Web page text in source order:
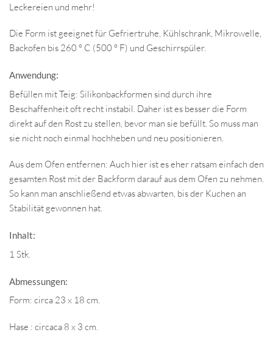
Leckereien und mehr!
Die Form ist geeignet für Gefriertruhe, Kühlschrank, Mikrowelle,
Backofen bis 260 ° C (500 ° F) und Geschirrspüler.
Anwendung:
Befüllen mit Teig: Silikonbackformen sind durch ihre
Beschaffenheit oft recht instabil. Daher ist es besser die Form
direkt auf den Rost zu stellen, bevor man sie befüllt. So muss man
sie nicht noch einmal hochheben und neu positionieren.
Aus dem Ofen entfernen: Auch hier ist es eher ratsam einfach den
gesamten Rost mit der Backform darauf aus dem Ofen zu nehmen.
So kann man anschließend etwas abwarten, bis der Kuchen an
Stabilität gewonnen hat.
Inhalt:
1 Stk.
Abmessungen:
Form: circa 23 x 18 cm.
Hase : circaca 8 x 3 cm.